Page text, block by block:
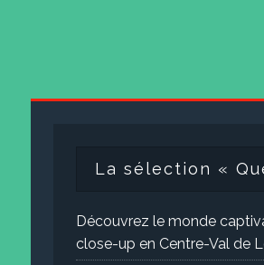
La sélection «
Découvrez le monde
close-up en Centre-Val de